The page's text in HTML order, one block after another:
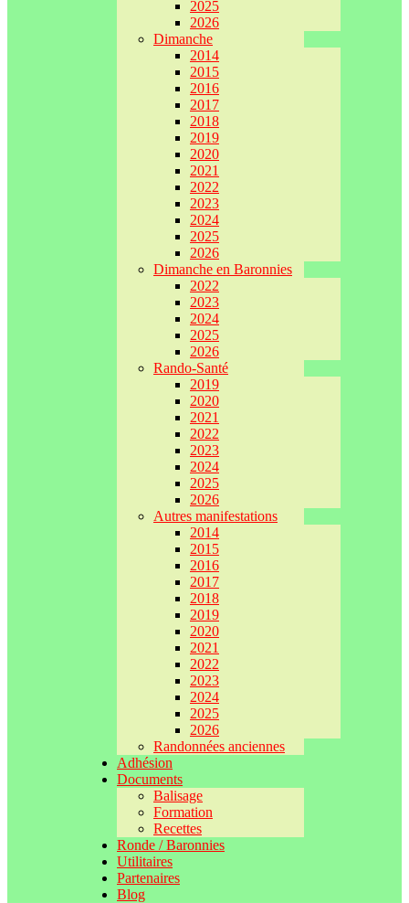
2025
2026
Dimanche
2014
2015
2016
2017
2018
2019
2020
2021
2022
2023
2024
2025
2026
Dimanche en Baronnies
2022
2023
2024
2025
2026
Rando-Santé
2019
2020
2021
2022
2023
2024
2025
2026
Autres manifestations
2014
2015
2016
2017
2018
2019
2020
2021
2022
2023
2024
2025
2026
Randonnées anciennes
Adhésion
Documents
Balisage
Formation
Recettes
Ronde / Baronnies
Utilitaires
Partenaires
Blog